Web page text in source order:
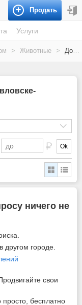
Продать
Услуги
> Животные > Домашние животные
Ok
ничего не
городе.
свои
бесплатно